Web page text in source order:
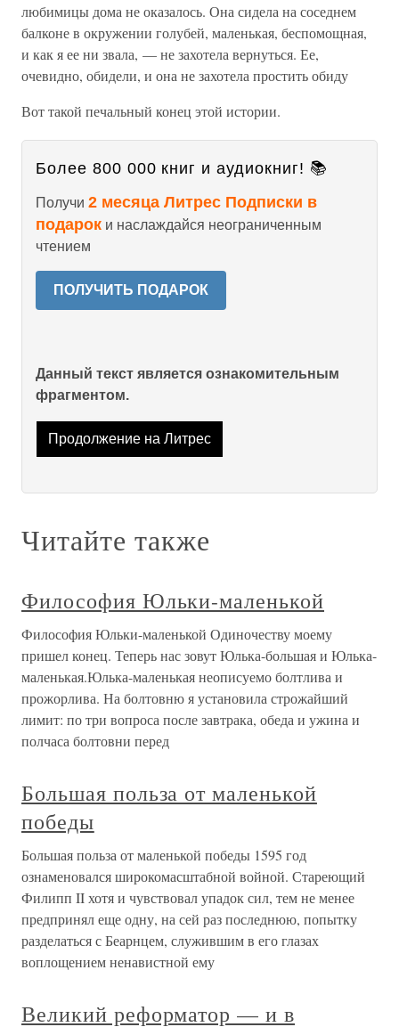
любимицы дома не оказалось. Она сидела на соседнем
балконе в окружении голубей, маленькая, беспомощная,
и как я ее ни звала, — не захотела вернуться. Ее,
очевидно, обидели, и она не захотела простить обиду
Вот такой печальный конец этой истории.
Более 800 000 книг и аудиокниг! 📚
Получи 2 месяца Литрес Подписки в
подарок и наслаждайся неограниченным
чтением
ПОЛУЧИТЬ ПОДАРОК
Данный текст является ознакомительным
фрагментом.
Продолжение на Литрес
Читайте также
Философия Юльки-маленькой
Философия Юльки-маленькой Одиночеству моему
пришел конец. Теперь нас зовут Юлька-большая и Юлька-
маленькая.Юлька-маленькая неописуемо болтлива и
прожорлива. На болтовню я установила строжайший
лимит: по три вопроса после завтрака, обеда и ужина и
полчаса болтовни перед
Большая польза от маленькой
победы
Большая польза от маленькой победы 1595 год
ознаменовался широкомасштабной войной. Стареющий
Филипп II хотя и чувствовал упадок сил, тем не менее
предпринял еще одну, на сей раз последнюю, попытку
разделаться с Беарнцем, служившим в его глазах
воплощением ненавистной ему
Великий реформатор — и в